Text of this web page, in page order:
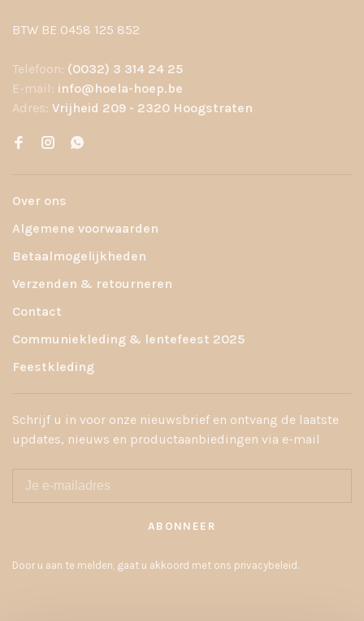
BTW BE 0458 125 852
Telefoon: (0032) 3 314 24 25
E-mail: info@hoela-hoep.be
Adres: Vrijheid 209 - 2320 Hoogstraten
Over ons
Algemene voorwaarden
Betaalmogelijkheden
Verzenden & retourneren
Contact
Communiekleding & lentefeest 2025
Feestkleding
Schrijf u in voor onze nieuwsbrief en ontvang de laatste
updates, nieuws en productaanbiedingen via e-mail
ABONNEER
Door u aan te melden, gaat u akkoord met ons privacybeleid.